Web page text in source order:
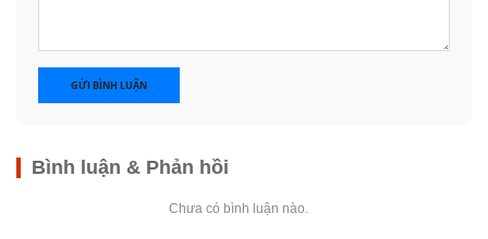
GỬI BÌNH LUẬN
Bình luận & Phản hồi
Chưa có bình luận nào.